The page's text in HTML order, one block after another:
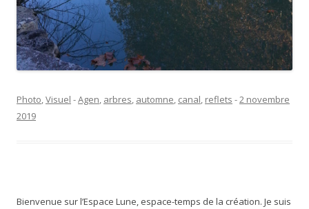
Photo,Visuel -Agen, arbres, automne, canal, reflets -2 novembre
2019
Bienvenue sur l’Espace Lune, espace-temps de la création. Je suis